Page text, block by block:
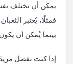
يمكن أن تختلف
فمثلًا، يُعتبر
بينما يُمكن أن
إذا كنت تفضل